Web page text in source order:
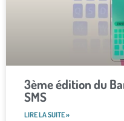
3ème édition du
SMS
LIRE LA SUITE »